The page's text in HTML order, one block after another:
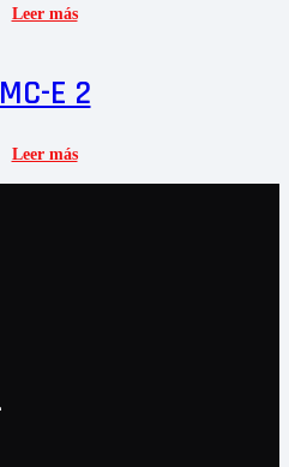
Leer más
MC-E 2
Leer más